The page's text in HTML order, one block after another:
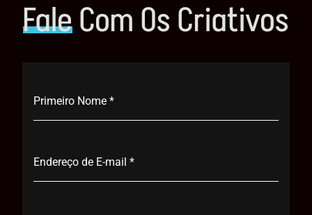
Fale Com Os Criativos
Primeiro Nome *
Endereço de E-mail *